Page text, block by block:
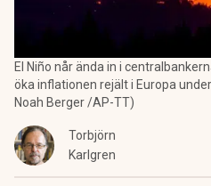
El Niño når ända in i
öka inflationen rejält i Europa
Noah Berger /AP-TT)
Torbjörn
Karlgren